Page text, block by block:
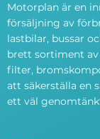
Motorplan är en
försäljning av
lastbilar, bussar
brett sortiment
filter,
att säkerställa en
ett väl